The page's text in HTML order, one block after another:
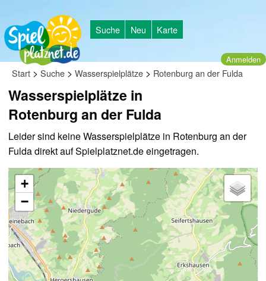
Suche Neu Karte
Anmelden
Start > Suche > Wasserspielplätze > Rotenburg an der Fulda
Wasserspielplätze in
Rotenburg an der Fulda
Leider sind keine Wasserspielplätze in Rotenburg an der
Fulda direkt auf Spielplatznet.de eingetragen.
+
−